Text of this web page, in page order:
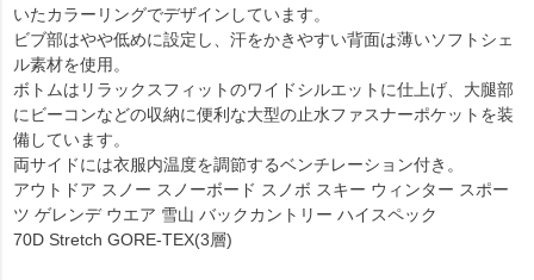
いたカラーリングでデザインしています。
ビブ部はやや低めに設定し、汗をかきやすい背面は薄いソフトシェ
ル素材を使用。
ボトムはリラックスフィットのワイドシルエットに仕上げ、大腿部
にビーコンなどの収納に便利な大型の止水ファスナーポケットを装
備しています。
両サイドには衣服内温度を調節するベンチレーション付き。
アウトドア スノー スノーボード スノボ スキー ウィンター スポー
ツ ゲレンデ ウエア 雪山 バックカントリー ハイスペック
70D Stretch GORE-TEX(3層)